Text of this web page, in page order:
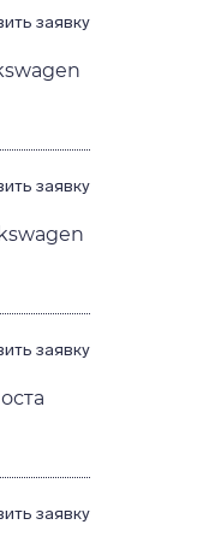
заявку
заявку
заявку
заявку